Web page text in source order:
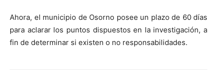
Ahora, el municipio de Osorno posee un plazo de 60 días
para aclarar los puntos dispuestos en la investigación, a
fin de determinar si existen o no responsabilidades.